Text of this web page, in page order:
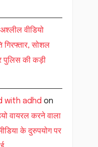
वीडियो
गिरफ्तार, सोशल
पुलिस की कड़ी
with adhd on
वायरल करने वाला
के दुरुपयोग पर